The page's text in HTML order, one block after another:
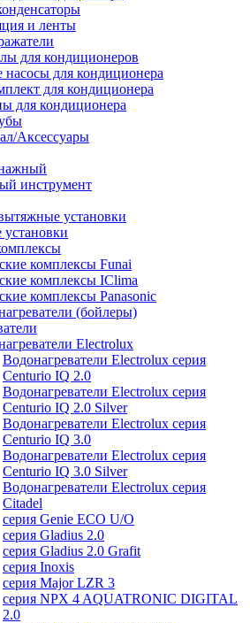
и ленты
для кондиционеров
для кондиционера
для кондиционера
для кондиционера
Аксессуары
инструмент
установки
комплексы Funai
комплексы IClima
комплексы Panasonic
(бойлеры)
Electrolux
Водонагреватели Electrolux серия
Centurio IQ 2.0
Водонагреватели Electrolux серия
Centurio IQ 2.0 Silver
Водонагреватели Electrolux серия
Centurio IQ 3.0
Водонагреватели Electrolux серия
Centurio IQ 3.0 Silver
Водонагреватели Electrolux серия
Citadel
серия Genie ECO U/О
серия Gladius 2.0
серия Gladius 2.0 Grafit
серия Inoxis
серия Major LZR 3
серия NPX 4 AQUATRONIC DIGITAL
2.0